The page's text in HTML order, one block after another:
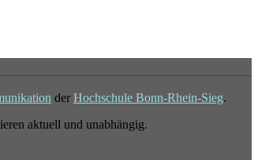
der Hochschule Bonn-Rhein-Sieg.
aktuell und unabhängig.